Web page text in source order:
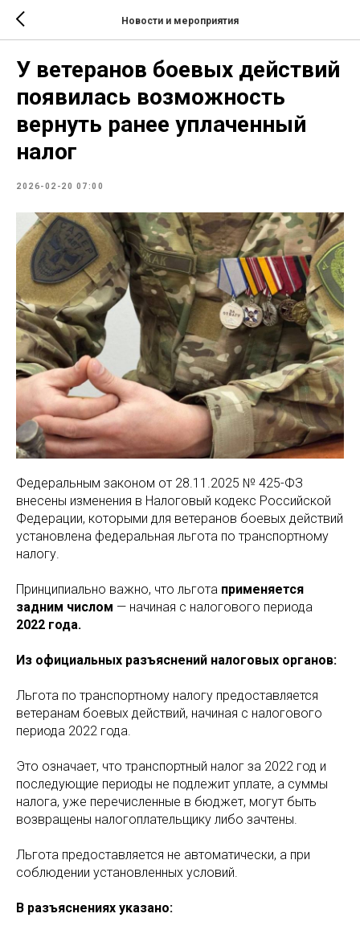
Новости и мероприятия
У ветеранов боевых действий
появилась возможность
вернуть ранее уплаченный
налог
2026-02-20 07:00
Федеральным законом от 28.11.2025 № 425-ФЗ
внесены изменения в Налоговый кодекс Российской
Федерации, которыми для ветеранов боевых действий
установлена федеральная льгота по транспортному
налогу.
Принципиально важно, что льгота применяется
задним числом — начиная с налогового периода
2022 года.
Из официальных разъяснений налоговых органов:
Льгота по транспортному налогу предоставляется
ветеранам боевых действий, начиная с налогового
периода 2022 года.
Это означает, что транспортный налог за 2022 год и
последующие периоды не подлежит уплате, а суммы
налога, уже перечисленные в бюджет, могут быть
возвращены налогоплательщику либо зачтены.
Льгота предоставляется не автоматически, а при
соблюдении установленных условий.
В разъяснениях указано: